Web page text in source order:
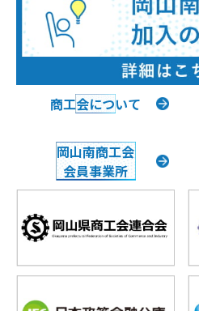
商工会について
岡山南商工会
会員事業所